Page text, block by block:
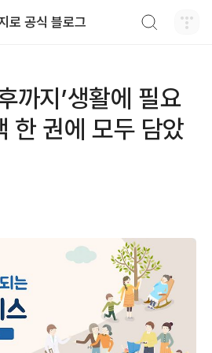
로 공식 블로그
까지’생활에 필요
한 권에 모두 담았